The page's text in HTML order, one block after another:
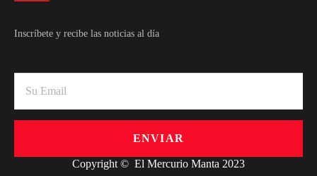
Inscríbete y recibe las noticias al día
ENVIAR
Copyright © El Mercurio Manta 2023